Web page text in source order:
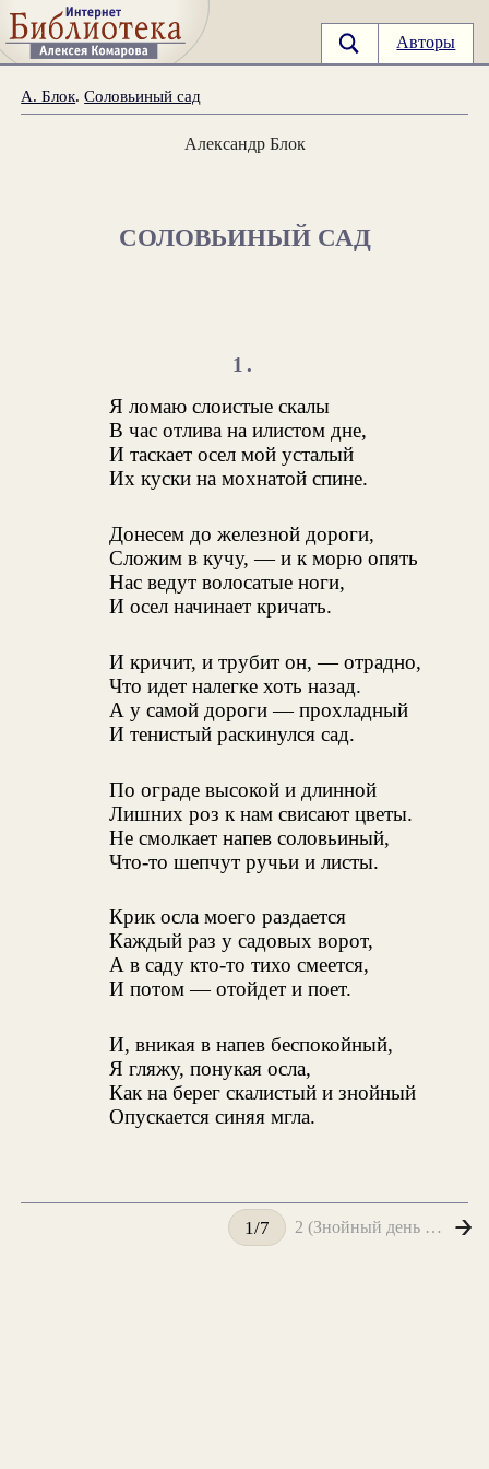
Авторы
А. Блок.Соловьиный сад
Александр Блок
СОЛОВЬИНЫЙ САД
1.
Я ломаю слоистые скалы
В час отлива на илистом дне,
И таскает осел мой усталый
Их куски на мохнатой спине.
Донесем до железной дороги,
Сложим в кучу, — и к морю опять
Нас ведут волосатые ноги,
И осел начинает кричать.
И кричит, и трубит он, — отрадно,
Что идет налегке хоть назад.
А у самой дороги — прохладный
И тенистый раскинулся сад.
По ограде высокой и длинной
Лишних роз к нам свисают цветы.
Не смолкает напев соловьиный,
Что-то шепчут ручьи и листы.
Крик осла моего раздается
Каждый раз у садовых ворот,
А в саду кто-то тихо смеется,
И потом — отойдет и поет.
И, вникая в напев беспокойный,
Я гляжу, понукая осла,
Как на берег скалистый и знойный
Опускается синяя мгла.
1/7 2 (Знойный день догорает бесследно...)